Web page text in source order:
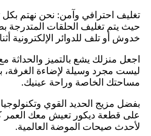
​تغليف احترافي وآمن: نحن نهتم
حيث يتم تغليف الحلقات المتدرجة
خدوش أو تلف للدوائر الإلكترونية
​اجعل منزلك يشع بالتميز والحداثة
ليست مجرد وسيلة لإضاءة
مساحتك الخاصة وراحة عينيك.
بفضل مزيج الحديد القوي
على قطعة ديكور تعيش معك العمر
لأحدث صيحات الموضة العالمية.